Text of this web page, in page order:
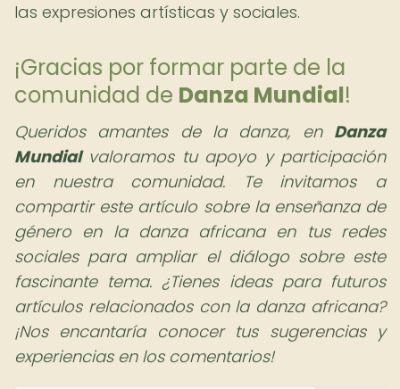
las expresiones artísticas y sociales.
¡Gracias por formar parte de la
comunidad de Danza Mundial!
Queridos amantes de la danza, en Danza
Mundialvaloramos tu apoyo y participación
en nuestra comunidad. Te invitamos a
compartir este artículo sobre la enseñanza de
género en la danza africana en tus redes
sociales para ampliar el diálogo sobre este
fascinante tema. ¿Tienes ideas para futuros
artículos relacionados con la danza africana?
¡Nos encantaría conocer tus sugerencias y
experiencias en los comentarios!